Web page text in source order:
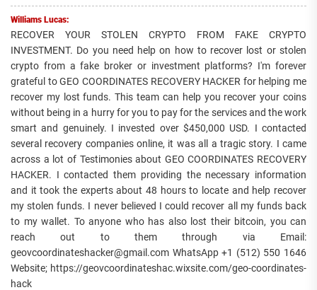
Williams Lucas:
RECOVER YOUR STOLEN CRYPTO FROM FAKE CRYPTO
INVESTMENT. Do you need help on how to recover lost or stolen
crypto from a fake broker or investment platforms? I'm forever
grateful to GEO COORDINATES RECOVERY HACKER for helping me
recover my lost funds. This team can help you recover your coins
without being in a hurry for you to pay for the services and the work
smart and genuinely. I invested over $450,000 USD. I contacted
several recovery companies online, it was all a tragic story. I came
across a lot of Testimonies about GEO COORDINATES RECOVERY
HACKER. I contacted them providing the necessary information
and it took the experts about 48 hours to locate and help recover
my stolen funds. I never believed I could recover all my funds back
to my wallet. To anyone who has also lost their bitcoin, you can
reach out to them through via Email:
geovcoordinateshacker@gmail.com WhatsApp +1 (512) 550 1646
Website; https://geovcoordinateshac.wixsite.com/geo-coordinates-
hack